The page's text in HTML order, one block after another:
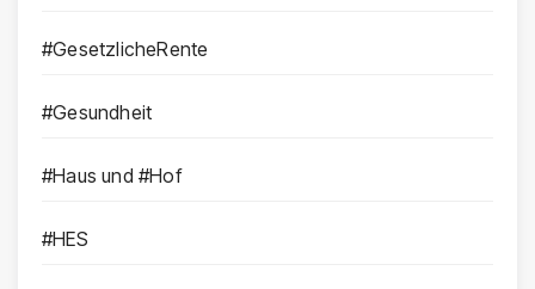
#GesetzlicheRente
#Gesundheit
#Haus und #Hof
#HES